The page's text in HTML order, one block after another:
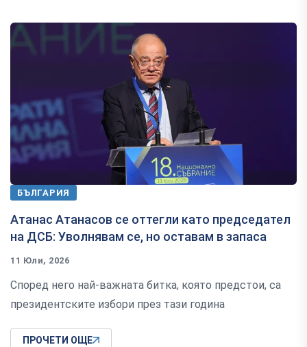
БЪЛГАРИЯ
Атанас Атанасов се оттегли като председател
на ДСБ: Уволнявам се, но оставам в запаса
11 Юли, 2026
Според него най-важната битка, която предстои, са
президентските избори през тази година
ПРОЧЕТИ ОЩЕ